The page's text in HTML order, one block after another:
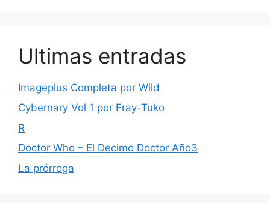
Ultimas entradas
Imageplus Completa por Wild
Cybernary Vol 1 por Fray-Tuko
R
Doctor Who – El Decimo Doctor Año3
La prórroga